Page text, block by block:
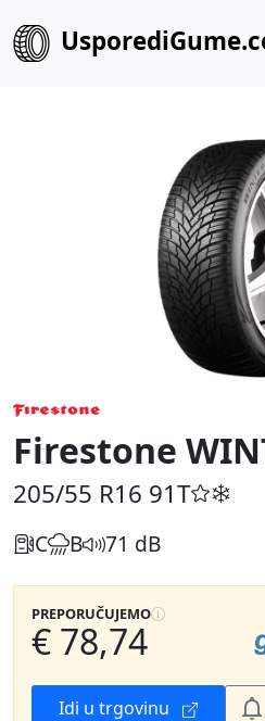
Firestone
205/55 R16 91T
C B 71 dB
PREPORUČUJEMO
€ 78,74
Idi u trgovinu